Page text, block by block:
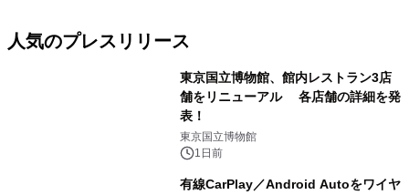
人気のプレスリリース
東京国立博物館、館内レストラン3店
舗をリニューアル 各店舗の詳細を発
表！
東京国立博物館
1日前
有線CarPlay／Android Autoをワイヤ